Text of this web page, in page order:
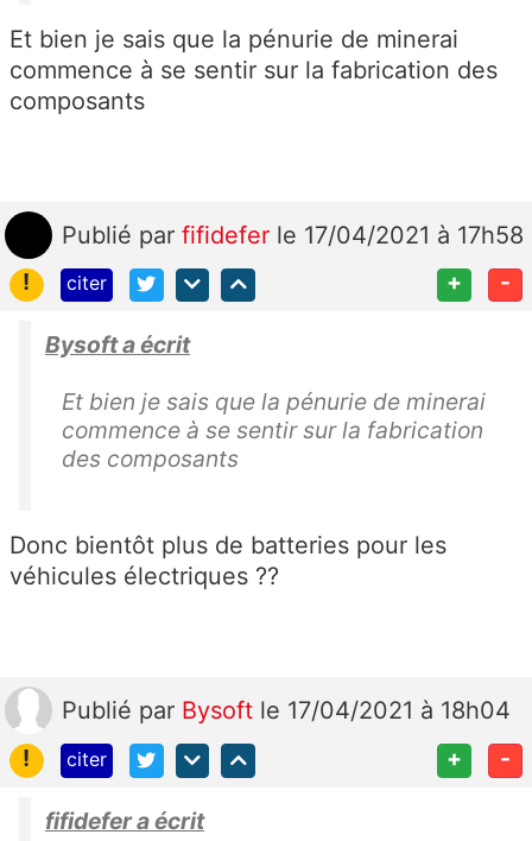
Et bien je sais que la pénurie de minerai
commence à se sentir sur la fabrication des
composants
Publié par fifidefer le 17/04/2021 à 17h58
!
citer + -
Bysoft a écrit
Et bien je sais que la pénurie de minerai
commence à se sentir sur la fabrication
des composants
Donc bientôt plus de batteries pour les
véhicules électriques ??
Publié par Bysoft le 17/04/2021 à 18h04
!
citer + -
fifidefer a écrit